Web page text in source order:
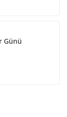
Günü